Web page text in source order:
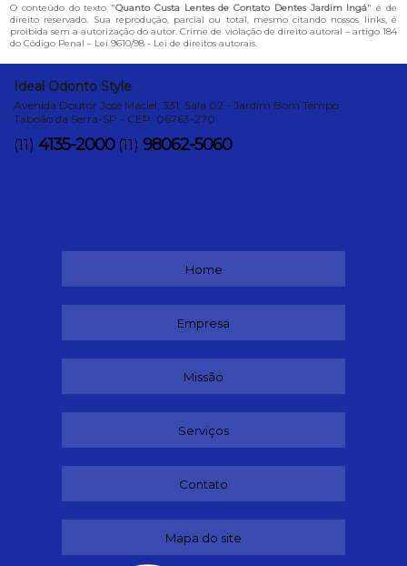
O conteúdo do texto "Quanto Custa Lentes de Contato Dentes Jardim Ingá" é de
direito reservado. Sua reprodução, parcial ou total, mesmo citando nossos links, é
proibida sem a autorização do autor. Crime de violação de direito autoral – artigo 184
do Código Penal – Lei 9610/98 - Lei de direitos autorais.
Ideal Odonto Style
Avenida Doutor José Maciel, 331, Sala 02 - Jardim Bom Tempo
Taboão da Serra-SP - CEP: 06763-270
(11) 4135-2000 (11) 98062-5060
Home
Empresa
Missão
Serviços
Contato
Mapa do site